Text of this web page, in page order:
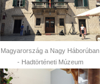
Magyarország a Nagy Háborúban
- Hadtörténeti Múzeum